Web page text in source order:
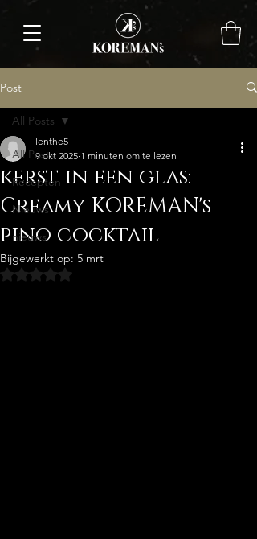
Post
All Posts
Recepten
Nieuws
nieuws
All Posts
kerst in een glas:
Creamy KOREMAN's
pino cocktail
lenthe5
9 okt 2025 1 minuten om te lezen
Bijgewerkt op: 5 mrt
Beoordeeld met NaN uit 5 sterren.